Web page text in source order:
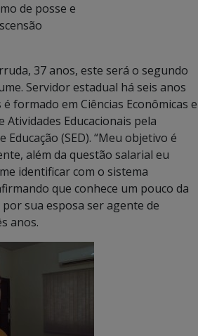
de posse e
37 anos, este será o segundo
Servidor estadual há seis anos
formado em Ciências Econômicas e
Atividades Educacionais pela
Educação (SED). “Meu objetivo é
além da questão salarial eu
identificar com o sistema
que conhece um pouco da
sua esposa ser agente de
anos.